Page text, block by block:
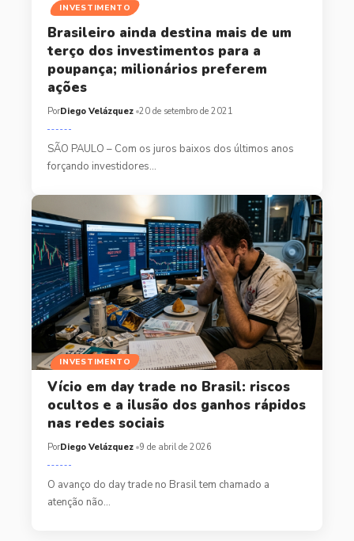
INVESTIMENTO
Brasileiro ainda destina mais de um
terço dos investimentos para a
poupança; milionários preferem
ações
PorDiego Velázquez 20 de setembro de 2021
SÃO PAULO – Com os juros baixos dos últimos anos
forçando investidores…
INVESTIMENTO
Vício em day trade no Brasil: riscos
ocultos e a ilusão dos ganhos rápidos
nas redes sociais
PorDiego Velázquez 9 de abril de 2026
O avanço do day trade no Brasil tem chamado a
atenção não…